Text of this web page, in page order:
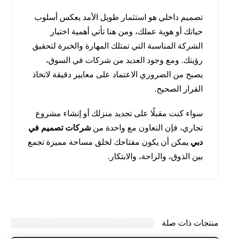
تصميم داخلي هو استثمار طويل الأمد يعكس أسلوب
حياتك أو هوية عملك، ومن هنا تأتي أهمية اختيار
الشركة المناسبة التي تمتلك المهارة والخبرة لتحقيق
رؤيتك. ومع وجود العديد من شركات في السوق،
يصبح من الضروري الاعتماد على معايير دقيقة لاتخاذ
القرار الصحيح.
سواء كنت مقبلًا على تجديد منزلك أو إنشاء مشروع
تجاري، فإن التعاون مع واحدة منشركات تصميم في
دبي يمكن أن يكون مفتاحك لخلق مساحة مميزة تجمع
بين الذوق، والراحة، والابتكار.
منتجات ذات صلة